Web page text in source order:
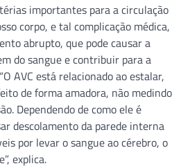
importantes para a circulação
corpo, e tal complicação médica,
abrupto, que pode causar a
do sangue e contribuir para a
AVC está relacionado ao estalar,
de forma amadora, não medindo
Dependendo de como ele é
descolamento da parede interna
por levar o sangue ao cérebro, o
explica.